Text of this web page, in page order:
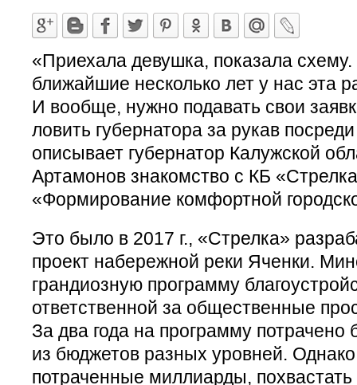
«Приехала девушка, показала
ближайшие несколько лет у нас эта
И вообще, нужно подавать свои
ловить губернатора за рукав
описывает губернатор Калужской
Артамонов знакомство с КБ
«Формирование комфортной
Это было в 2017 г., «Стрелка»
проект набережной реки Яченки.
грандиозную программу
ответственной за общественные
За два года на программу
из бюджетов разных уровней.
потраченные миллиарды,